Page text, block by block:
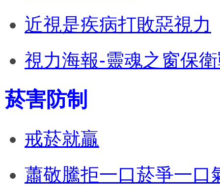
近視是疾病打敗惡視力
視力海報-靈魂之窗保
菸害防制
戒菸就贏
蕭敬騰拒一口菸爭一口